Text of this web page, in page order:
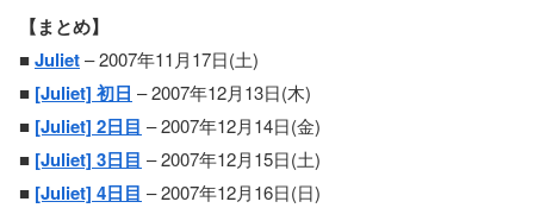
【まとめ】
■Juliet– 2007年11月17日(土)
■ [Juliet] 初日 – 2007年12月13日(木)
■ [Juliet] 2日目 – 2007年12月14日(金)
■ [Juliet] 3日目 – 2007年12月15日(土)
■ [Juliet] 4日目 – 2007年12月16日(日)